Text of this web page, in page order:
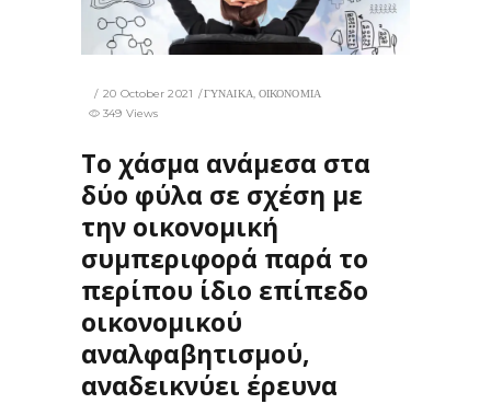
20 October 2021 ΓΥΝΑΙΚΑ ΟΙΚΟΝΟΜΙΑ
349 Views
Το χάσμα ανάμεσα στα
δύο φύλα σε σχέση με
την οικονομική
συμπεριφορά παρά το
περίπου ίδιο επίπεδο
οικονομικού
αναλφαβητισμού,
αναδεικνύει έρευνα